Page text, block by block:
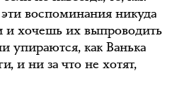
воспоминания никуда
и хочешь их выпроводить
упираются, как Ванька
и ни за что не хотят,